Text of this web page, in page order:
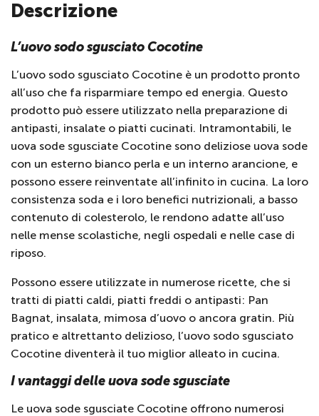
Descrizione
L’uovo sodo sgusciato Cocotine
L’uovo sodo sgusciato Cocotine è un prodotto pronto
all’uso che fa risparmiare tempo ed energia. Questo
prodotto può essere utilizzato nella preparazione di
antipasti, insalate o piatti cucinati. Intramontabili, le
uova sode sgusciate Cocotine sono deliziose uova sode
con un esterno bianco perla e un interno arancione, e
possono essere reinventate all’infinito in cucina. La loro
consistenza soda e i loro benefici nutrizionali, a basso
contenuto di colesterolo, le rendono adatte all’uso
nelle mense scolastiche, negli ospedali e nelle case di
riposo.
Possono essere utilizzate in numerose ricette, che si
tratti di piatti caldi, piatti freddi o antipasti: Pan
Bagnat, insalata, mimosa d’uovo o ancora gratin. Più
pratico e altrettanto delizioso, l’uovo sodo sgusciato
Cocotine diventerà il tuo miglior alleato in cucina.
I vantaggi delle uova sode sgusciate
Le uova sode sgusciate Cocotine offrono numerosi